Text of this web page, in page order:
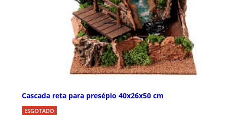
Cascada reta para presépio 40x26x50 cm
ESGOTADO